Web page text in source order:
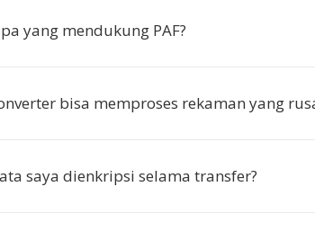
yang mendukung PAF?
bisa memproses rekaman yang
saya dienkripsi selama transfer?